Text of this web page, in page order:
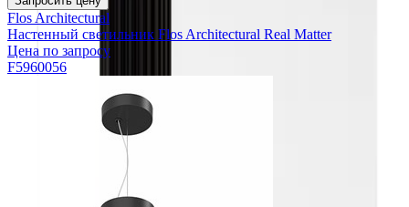
Flos Architectural
Настенный светильник Flos Architectural Real Matter
Цена по запросу
F5960056